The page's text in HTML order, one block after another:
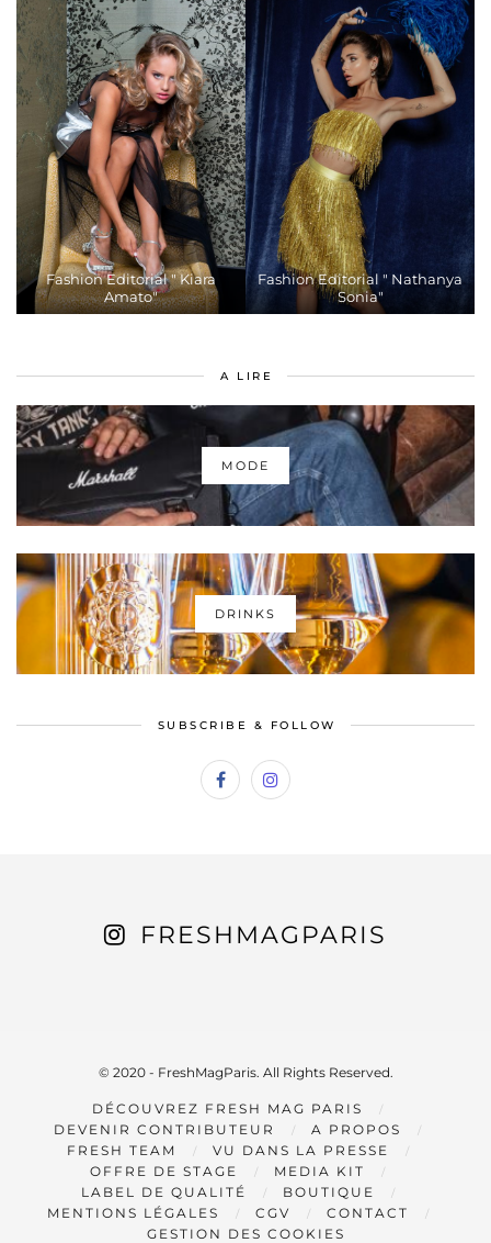
Fashion Editorial " Kiara
Amato"
Fashion Editorial " Nathanya
Sonia"
A LIRE
MODE
DRINKS
SUBSCRIBE & FOLLOW
FRESHMAGPARIS
© 2020 - FreshMagParis. All Rights Reserved.
DÉCOUVREZ FRESH MAG PARIS
DEVENIR CONTRIBUTEUR
A PROPOS
FRESH TEAM
VU DANS LA PRESSE
OFFRE DE STAGE
MEDIA KIT
LABEL DE QUALITÉ
BOUTIQUE
MENTIONS LÉGALES
CGV
CONTACT
GESTION DES COOKIES